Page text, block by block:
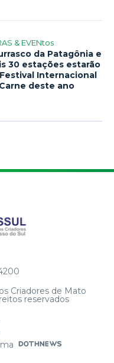
& EVENtos
da Patagônia e
30 estações estarão
Internacional
deste ano
Criadores de Mato
reservados